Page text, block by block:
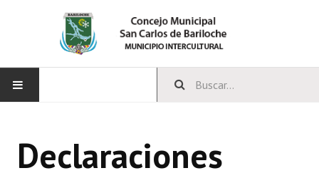
CONCEJO
Declaraciones